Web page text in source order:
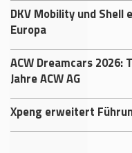
DKV Mobility und
Europa
ACW Dreamcars 2026:
Jahre ACW AG
Xpeng erweitert